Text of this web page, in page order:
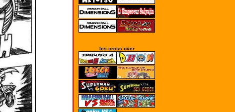
les cross over